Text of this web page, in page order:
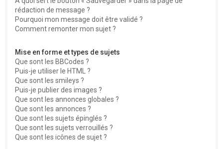
rédaction de message ?
Pourquoi mon message doit être validé ?
Comment remonter mon sujet ?
Mise en forme et types de sujets
Que sont les BBCodes ?
Puis-je utiliser le HTML ?
Que sont les smileys ?
Puis-je publier des images ?
Que sont les annonces globales ?
Que sont les annonces ?
Que sont les sujets épinglés ?
Que sont les sujets verrouillés ?
Que sont les icônes de sujet ?